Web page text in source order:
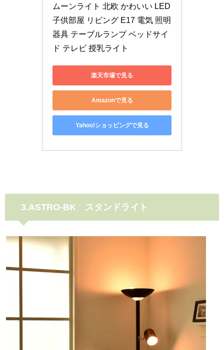
ムーンライト 北欧 かわいい LED
子供部屋 リビング E17 電気 照明
器具 テーブルランプ ベッドサイ
ド テレビ 授乳ライト
楽天市場で見る
Amazonで見る
Yahoo!ショッピングで見る
3.ASTRO-BK スタンドライト